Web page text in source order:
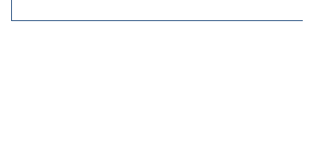
Λαϊκές και ρεμπέτικες βραδιές στην